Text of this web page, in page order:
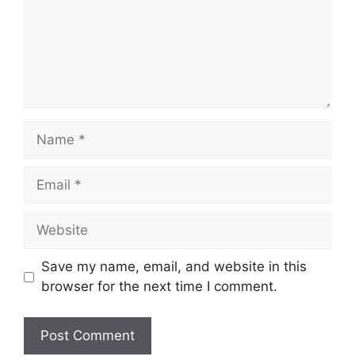
Name
Email
Website
Save my name, email, and website in this
browser for the next time I comment.